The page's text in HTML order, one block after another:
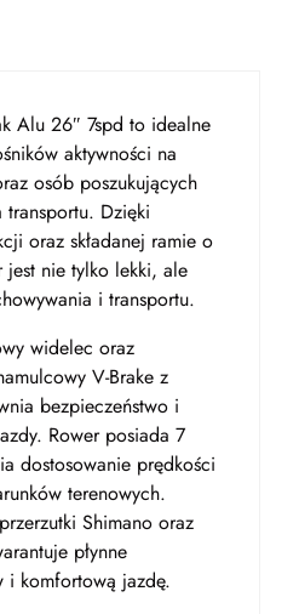
Alu 26″ 7spd to idealne
aktywności na
osób poszukujących
transportu. Dzięki
oraz składanej ramie o
jest nie tylko lekki, ale
i transportu.
widelec oraz
V-Brake z
bezpieczeństwo i
Rower posiada 7
dostosowanie prędkości
terenowych.
Shimano oraz
płynne
i komfortową jazdę.